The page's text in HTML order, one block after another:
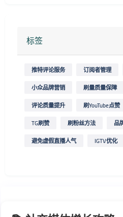
标签
推特评论服务 订阅者管理
小众品牌营销
刷量质量保障
评论质量提升
刷YouTube点赞
TG刷赞
刷粉丝方法
品
避免虚假直播人气
IGTV优化